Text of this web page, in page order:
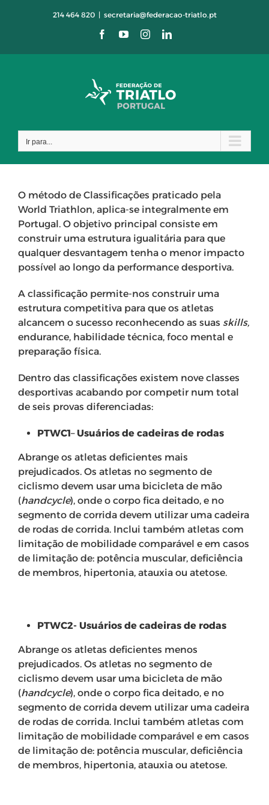
214 464 820 | secretaria@federacao-triatlo.pt
FacebookYouTubeInstagramLinkedIn
Ir para...
O método de Classificações praticado pela
World Triathlon, aplica-se integralmente em
Portugal. O objetivo principal consiste em
construir uma estrutura igualitária para que
qualquer desvantagem tenha o menor impacto
possível ao longo da performance desportiva.
A classificação permite-nos construir uma
estrutura competitiva para que os atletas
alcancem o sucesso reconhecendo as suas skills,
endurance, habilidade técnica, foco mental e
preparação física.
Dentro das classificações existem nove classes
desportivas acabando por competir num total
de seis provas diferenciadas:
PTWC1–Usuários de cadeiras de rodas
Abrange os atletas deficientes mais
prejudicados. Os atletas no segmento de
ciclismo devem usar uma bicicleta de mão
(handcycle), onde o corpo fica deitado, e no
segmento de corrida devem utilizar uma cadeira
de rodas de corrida. Inclui também atletas com
limitação de mobilidade comparável e em casos
de limitação de: potência muscular, deficiência
de membros, hipertonia, atauxia ou atetose.
PTWC2- Usuários de cadeiras de rodas
Abrange os atletas deficientes menos
prejudicados. Os atletas no segmento de
ciclismo devem usar uma bicicleta de mão
(handcycle), onde o corpo fica deitado, e no
segmento de corrida devem utilizar uma cadeira
de rodas de corrida. Inclui também atletas com
limitação de mobilidade comparável e em casos
de limitação de: potência muscular, deficiência
de membros, hipertonia, atauxia ou atetose.